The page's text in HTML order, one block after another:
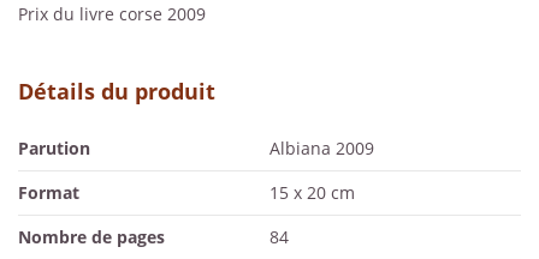
Prix du livre corse 2009
Détails du produit
Parution
Albiana 2009
Format
15 x 20 cm
Nombre de pages
84